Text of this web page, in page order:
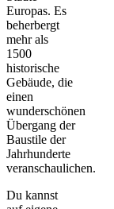
Europas. Es
beherbergt
mehr als
1500
historische
Gebäude, die
einen
wunderschönen
Übergang der
Baustile der
Jahrhunderte
veranschaulichen.
Du kannst